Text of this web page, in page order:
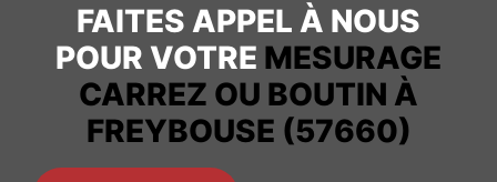
FAITES APPEL À NOUS
POUR VOTRE MESURAGE
CARREZ OU BOUTIN À
FREYBOUSE (57660)